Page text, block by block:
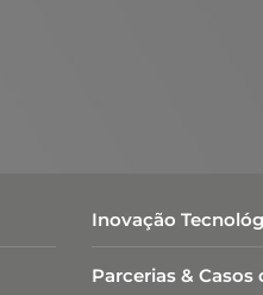
Inovação
Parcerias & Casos